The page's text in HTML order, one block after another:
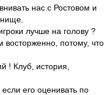
нас с Ростовом и
лучше на голову ?
потому, что
! Клуб, история,
его оценивать по